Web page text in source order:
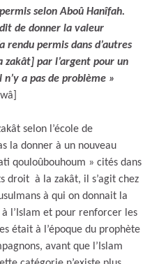
selon Aboû Hanîfah.
de donner la valeur
rendu permis dans d’autres
par l’argent pour un
a pas de problème »
selon l’école de
la donner à un nouveau
qouloûbouhoum » cités dans
droit à la zakât, il s’agit chez
à qui on donnait la
l’Islam et pour renforcer les
était à l’époque du prophète